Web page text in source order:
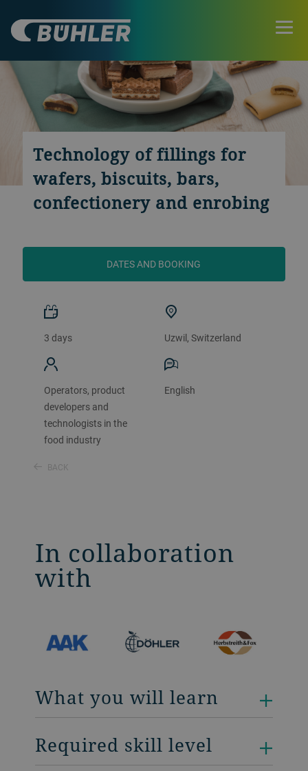
Technology of fillings for
wafers, biscuits, bars,
confectionery and enrobing
DATES AND BOOKING
3 days Uzwil, Switzerland
Operators, product
developers and
technologists in the
food industry
English
BACK
In collaboration
with
What you will learn
Required skill level